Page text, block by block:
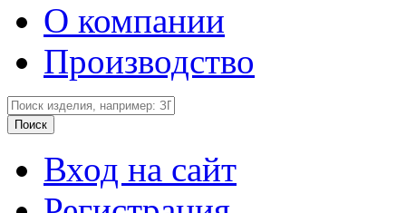
О компании
Производство
Вход на сайт